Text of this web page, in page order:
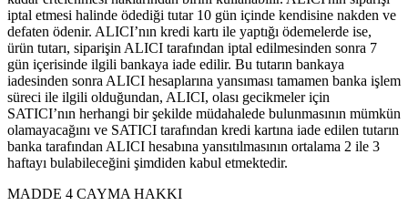
iptal etmesi halinde ödediği tutar 10 gün içinde kendisine nakden ve
defaten ödenir. ALICI’nın kredi kartı ile yaptığı ödemelerde ise,
ürün tutarı, siparişin ALICI tarafından iptal edilmesinden sonra 7
gün içerisinde ilgili bankaya iade edilir. Bu tutarın bankaya
iadesinden sonra ALICI hesaplarına yansıması tamamen banka işlem
süreci ile ilgili olduğundan, ALICI, olası gecikmeler için
SATICI’nın herhangi bir şekilde müdahalede bulunmasının mümkün
olamayacağını ve SATICI tarafından kredi kartına iade edilen tutarın
banka tarafından ALICI hesabına yansıtılmasının ortalama 2 ile 3
haftayı bulabileceğini şimdiden kabul etmektedir.
MADDE 4 CAYMA HAKKI